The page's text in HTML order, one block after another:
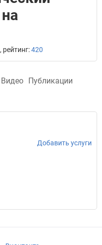
рейтинг:420
Видео Публикации
Добавить услуги